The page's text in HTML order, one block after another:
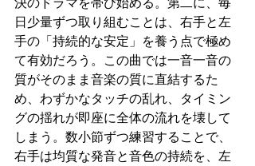
決のドラマを帯び始める。第二に、毎
日少量ずつ取り組むことは、右手と左
手の「持続的な安定」を養う点で極め
て有効だろう。この曲では一音一音の
質がそのまま音楽の質に直結するた
め、わずかなタッチの乱れ、タイミン
グの揺れが即座に全体の流れを壊して
しまう。数小節ずつ練習することで、
右手は均質な発音と音色の持続を、左